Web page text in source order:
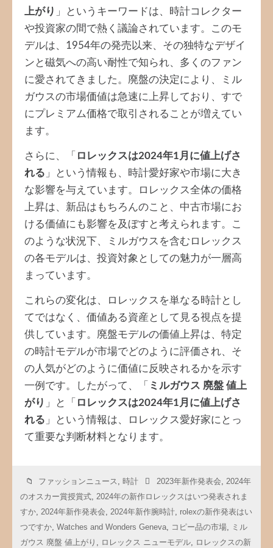
上がり 」というキーワードは、時計コレクター
や投資家の間で熱く議論されています。このモ
デルは、1954年の発売以来、その独特なデザイ
ンと磁気への高い耐性で知られ、多くのファン
に愛されてきました。廃盤の決定により、ミル
ガウスの市場価値は急速に上昇しており、すで
にプレミアム価格で取引されることが増えてい
ます。
さらに、「 ロレックスは2024年1月に値上げさ
れる 」という情報も、時計愛好家や市場に大き
な影響を与えています。ロレックス全体の価格
上昇は、新品はもちろんのこと、中古市場にお
ける価値にも影響を及ぼすと考えられます。こ
のような状況下、ミルガウスを含むロレックス
の各モデルは、投資対象としての魅力が一層高
まっています。
これらの変化は、ロレックスを単なる時計とし
てではなく、価値ある資産として見る視点を提
供しています。廃盤モデルの価値上昇は、特定
の時計モデルが市場でどのように評価され、そ
の人気がどのように価値に反映されるかを示す
一例です。したがって、「
ミルガウス 廃盤 値上
がり 」と「 ロレックスは2024年1月に値上げさ
れる 」という情報は、ロレックス愛好家にとっ
て重要な判断材料となります。
ファッションニュース 時計 2023年新作発表会
2024年
のオスカー賞授賞式 2024年の新作ロレックスはいつ発表されま
すか 2024年新作発表会 2024年新作腕時計 rolexの新作発表はい
つですか Watches and Wonders Geneva コピー品の市場
ミル
ガウス 廃盤 値上がり
ロレックス ニューモデル
ロレックスの新